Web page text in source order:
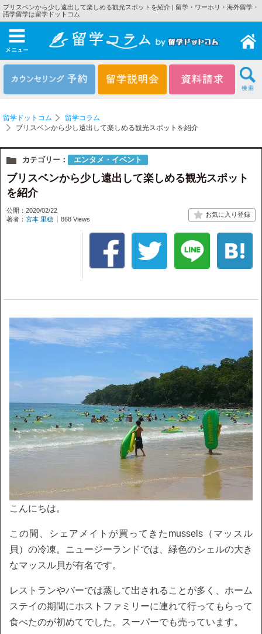
ブリスベンから少し遠出して楽しめる観光スポットを紹介 | 留学・ワーホリ・海外留学・
語学留学は留学ドットコム
メニュー
留学ドットコム
留学コラム
ブリスベンから少し遠出して楽しめる観光スポットを紹介
カテゴリー： エンタメ・イベント
ブリスベンから少し遠出して楽しめる観光スポット
を紹介
公開：2020/02/22
著者： 宮本 里穂 868 Views
こんにちは。
この間、シェアメイトが買ってきたmussels（マッスル
貝）の冷凍。ニュージーランドでは、緑色のシェルの大き
なマッスル貝が有名です。
レストランやバーでは蒸して出されることが多く、ホーム
ステイの期間にホストファミリーに連れて行ってもらって
食べたのが初めてでした。スーパーでも売っています。